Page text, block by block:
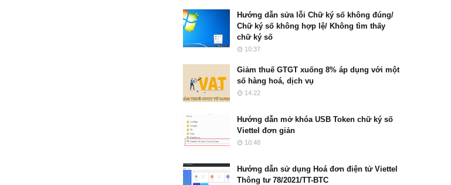
Hướng dẫn sửa lỗi Chữ ký số không đúng/
Chữ ký số không hợp lệ/ Không tìm thấy
chữ ký số
10:37
Giảm thuế GTGT xuống 8% áp dụng với một
số hàng hoá, dịch vụ
14:22
Hướng dẫn mở khóa USB Token chữ ký số
Viettel đơn giản
10:48
Hướng dẫn sử dụng Hoá đơn điện tử Viettel
Thông tư 78/2021/TT-BTC